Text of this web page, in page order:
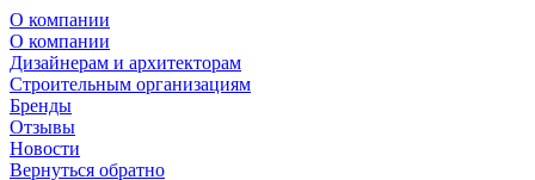
О компании
О компании
Дизайнерам и архитекторам
Строительным организациям
Бренды
Отзывы
Новости
Вернуться обратно